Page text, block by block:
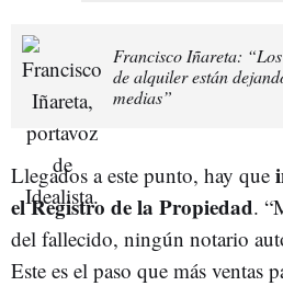
Francisco Iñareta:
de alquiler están
medias”
Llegados a este punto, hay que
el Registro de la Propiedad.
del fallecido, ningún notario
Este es el paso que más ventas